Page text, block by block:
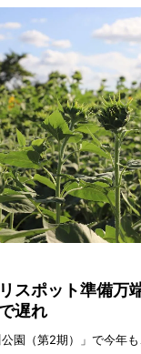
スポット準備
遅れ
園（第2期）」で今年